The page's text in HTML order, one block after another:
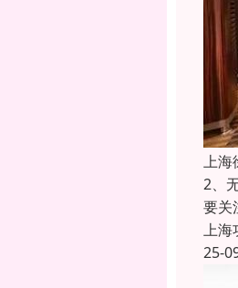
上海
2、
要关
上海
25-